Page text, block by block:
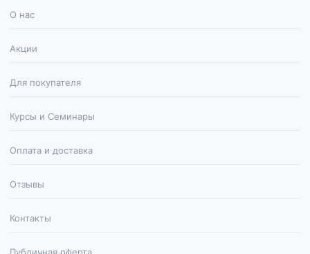
О нас
Акции
Для покупателя
Курсы и Семинары
Оплата и доставка
Отзывы
Контакты
Публичная оферта